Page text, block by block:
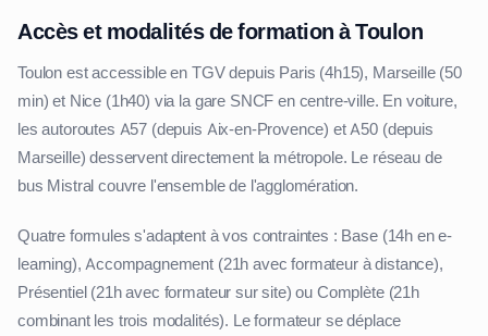
Accès et modalités de formation à Toulon
Toulon est accessible en TGV depuis Paris (4h15), Marseille (50
min) et Nice (1h40) via la gare SNCF en centre-ville. En voiture,
les autoroutes A57 (depuis Aix-en-Provence) et A50 (depuis
Marseille) desservent directement la métropole. Le réseau de
bus Mistral couvre l'ensemble de l'agglomération.
Quatre formules s'adaptent à vos contraintes : Base (14h en e-
learning), Accompagnement (21h avec formateur à distance),
Présentiel (21h avec formateur sur site) ou Complète (21h
combinant les trois modalités). Le formateur se déplace